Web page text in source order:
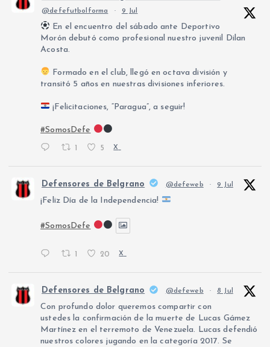
@defefutbolforma · 9 Jul
En el encuentro del sábado ante Deportivo
Morón debutó como profesional nuestro juvenil Dilan
Acosta.
Formado en el club, llegó en octava división y
transitó 5 años en nuestras divisiones inferiores.
¡Felicitaciones, “Paragua”, a seguir!
#SomosDefe
1 5 X
Defensores de Belgrano @defeweb · 9 Jul
¡Feliz Día de la Independencia!
#SomosDefe
20 X
Defensores de Belgrano @defeweb · 8 Jul
Con profundo dolor queremos compartir con
ustedes la confirmación de la muerte de Lucas Gámez
Martínez en el terremoto de Venezuela. Lucas defendió
nuestros colores jugando en la categoría 2017. Se